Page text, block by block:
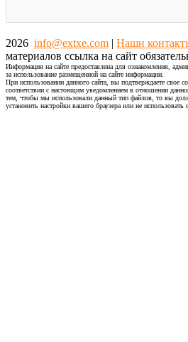
2026 info@extxe.com | Наши
материалов ссылка на сайт
Информация на сайте предоставлена для ознакомления,
за использование размещенной на сайте информации.
При использовании данного сайта, вы подтверждаете свое
соответствии с настоящим уведомлением в отношении
тем, чтобы мы использовали данный тип файлов, то вы
установить настройки вашего браузера или не использовать